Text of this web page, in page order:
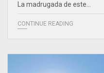
La madrugada de este…
CONTINUE READING